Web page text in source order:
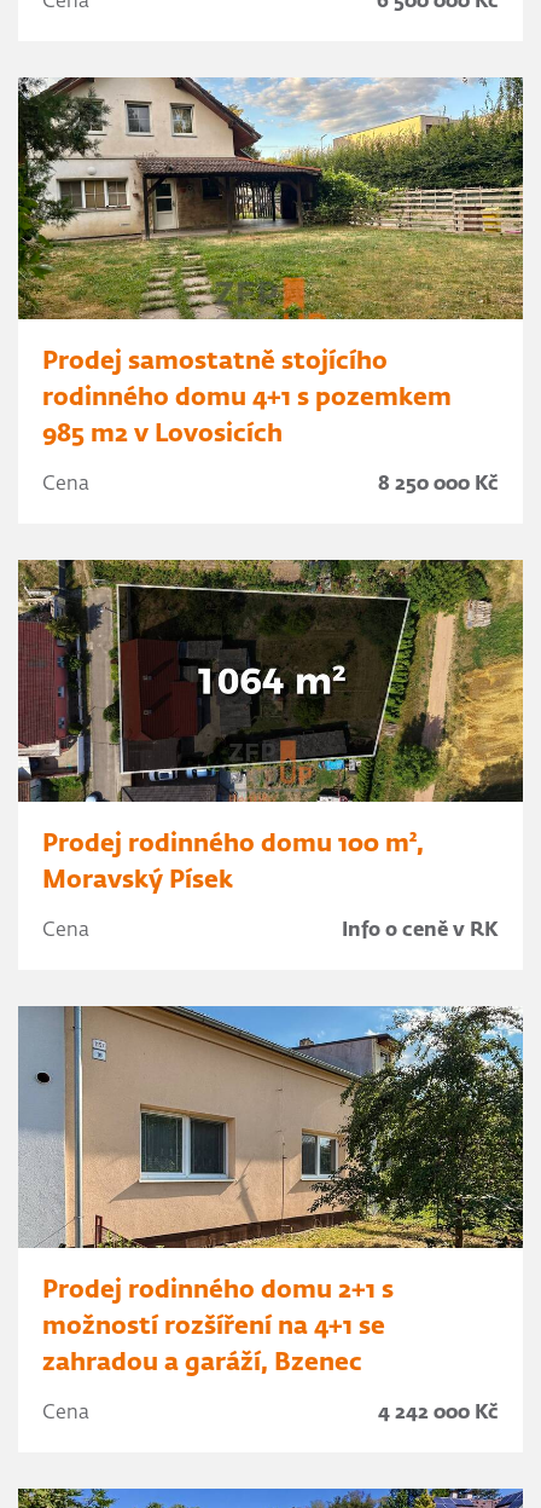
Prodej samostatně stojícího
rodinného domu 4+1 s pozemkem
985 m2 v Lovosicích
Cena 8 250 000 Kč
Prodej rodinného domu 100 m²,
Moravský Písek
Cena Info o ceně v RK
Prodej rodinného domu 2+1 s
možností rozšíření na 4+1 se
zahradou a garáží, Bzenec
Cena 4 242 000 Kč